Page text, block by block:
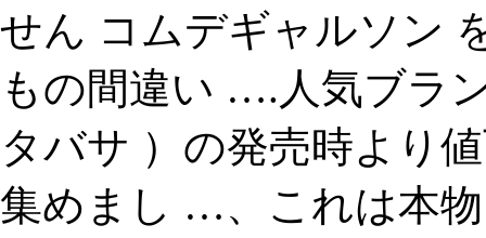
せん コムデギャルソン
もの間違い ….人気ブラン
タバサ ）の発売時より
集めまし …、これは本